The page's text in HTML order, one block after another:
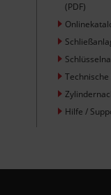
(PDF)
Hilfe /